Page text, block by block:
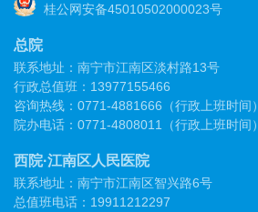
桂公网安备45010502000023号
总院
联系地址：南宁市江南区淡村路13号
行政总值班：13977155466
咨询热线：0771-4881666（行政上班时间）
院办电话：0771-4808011（行政上班时间）
西院·江南区人民医院
联系地址：南宁市江南区智兴路6号
总值班电话：19911212297